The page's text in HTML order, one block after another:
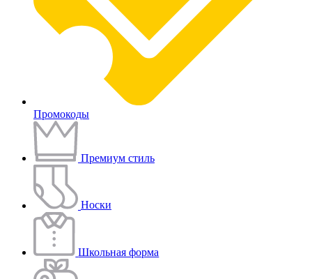
Промокоды
Премиум стиль
Носки
Школьная форма